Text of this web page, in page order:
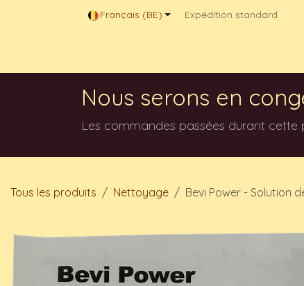
Se rendre au contenuFrançais (BE) Expédition standard
Nous serons en
Les commandes passées durant
Tous les produits Nettoyage Bevi Power - Solution